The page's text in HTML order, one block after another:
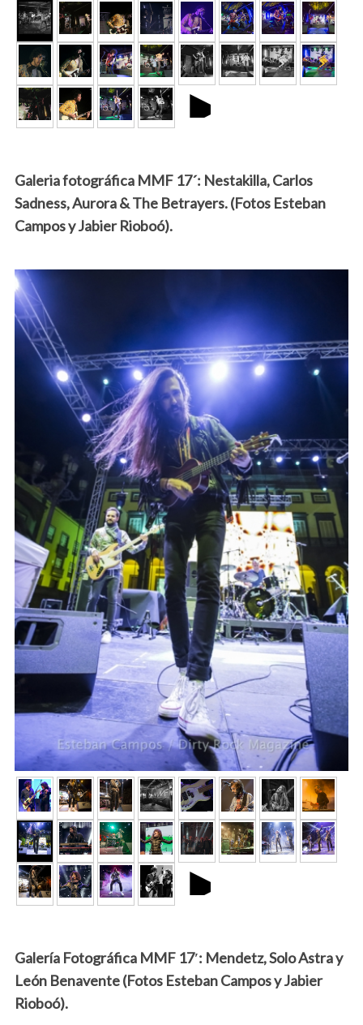
►
Galeria fotográfica MMF 17´: Nestakilla, Carlos
Sadness, Aurora & The Betrayers. (Fotos Esteban
Campos y Jabier Rioboó).
►
Galería Fotográfica MMF 17′: Mendetz, Solo Astra y
León Benavente (Fotos Esteban Campos y Jabier
Rioboó).